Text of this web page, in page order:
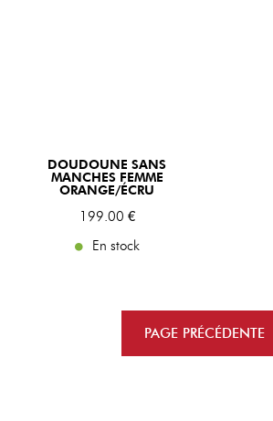
DOUDOUNE SANS
MANCHES FEMME
ORANGE/ÉCRU
199 .00 €
En stock